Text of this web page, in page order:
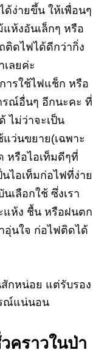
ด้ง่ายขึ้น ให้เพื่อนๆ
แห้งอันเล็กๆ หรือ
ติดไฟได้ดีกว่ากิ่ง
ลยค่ะ
ารใช้ไฟแช็ก หรือ
รณ์อื่นๆ อีกนะคะ ที่
ไม่ว่าจะเป็น
ว่นขยาย(เฉพาะ
หรือไอเท็มดีๆที่
นไอเท็มก่อไฟที่ง่าย
เลือกใช้ ซึ่งเรา
แห้ง ชื้น หรือฝนตก
อุ่นใจ ก่อไฟติดได้
กหน่อย แต่รับรอง
ณ์แน่นอน
คราวในป่า